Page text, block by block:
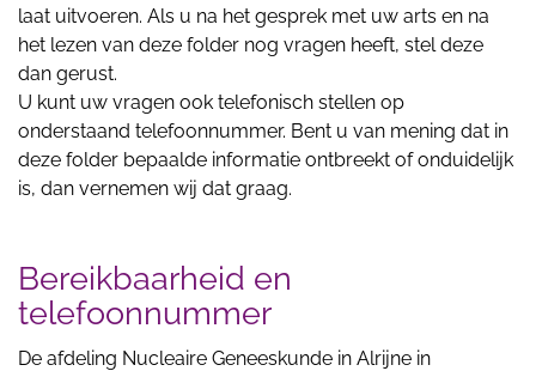
laat uitvoeren. Als u na het gesprek met uw arts en na
het lezen van deze folder nog vragen heeft, stel deze
dan gerust.
U kunt uw vragen ook telefonisch stellen op
onderstaand telefoonnummer. Bent u van mening dat in
deze folder bepaalde informatie ontbreekt of onduidelijk
is, dan vernemen wij dat graag.
Bereikbaarheid en
telefoonnummer
De afdeling Nucleaire Geneeskunde in Alrijne in